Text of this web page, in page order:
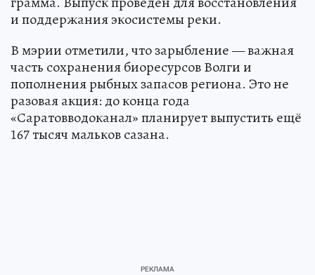
и поддержания экосистемы реки.
В мэрии отметили, что зарыбление — важная
часть сохранения биоресурсов Волги и
пополнения рыбных запасов региона. Это не
разовая акция: до конца года
«Саратовводоканал» планирует выпустить ещё
167 тысяч мальков сазана.